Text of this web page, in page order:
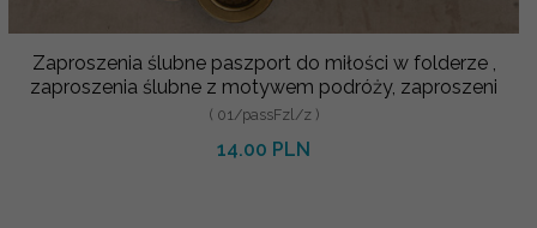
Zaproszenia ślubne paszport do miłości w folderze ,
zaproszenia ślubne z motywem podróży, zaproszeni
( 01/passFzl/z )
14.00 PLN